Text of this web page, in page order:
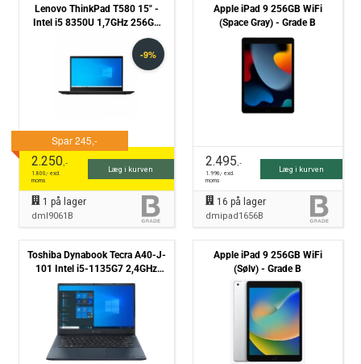
Lenovo ThinkPad T580 15" -
Intel i5 8350U 1,7GHz 256GB
NVMe 8GB Win11 Pro - Grade B
2.250,-
1.800,- excl.
moms
Læg i kurven
1 på lager
dml9061B
Apple iPad 9 256GB WiFi
(Space Gray) - Grade B
2.495,-
1.996,- excl.
moms
Læg i kurven
16 på lager
dmipad1656B
Toshiba Dynabook Tecra A40-J-
101 Intel i5-1135G7 2,4GHz
256GB NVMe 8GB Win11 Pro -
Grade B
Apple iPad 9 256GB WiFi
(Sølv) - Grade B